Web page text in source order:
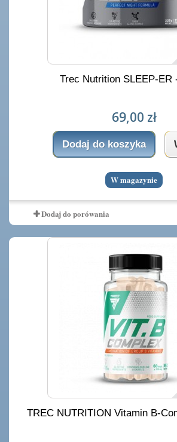
Trec Nutrition SLEEP-ER
69,00 zł
Dodaj do koszyka
W magazynie
Dodaj do porówania
TREC NUTRITION Vitamin B-